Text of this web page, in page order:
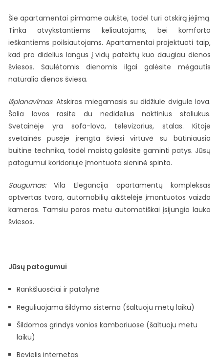
Šie apartamentai pirmame aukšte, todėl turi atskirą įėjimą.
Tinka atvykstantiems keliautojams, bei komforto
ieškantiems poilsiautojams. Apartamentai projektuoti taip,
kad pro didelius langus į vidų patektų kuo daugiau dienos
šviesos. Saulėtomis dienomis ilgai galėsite mėgautis
natūralia dienos šviesa.
Išplanavimas. Atskiras miegamasis su didžiule dvigule lova.
Šalia lovos rasite du nedidelius naktinius staliukus.
Svetainėje yra sofa-lova, televizorius, stalas. Kitoje
svetainės pusėje įrengta šviesi virtuvė su būtiniausia
buitine technika, todėl maistą galėsite gaminti patys. Jūsų
patogumui koridoriuje įmontuota sieninė spinta.
Saugumas:Vila Elegancija apartamentų kompleksas
aptvertas tvora, automobilių aikštelėje įmontuotos vaizdo
kameros. Tamsiu paros metu automatiškai įsijungia lauko
šviesos.
Jūsų patogumui
Rankšluosčiai ir patalynė
Reguliuojama šildymo sistema (šaltuoju metų laiku)
Šildomos grindys vonios kambariuose (šaltuoju metu
laiku)
Bevielis internetas